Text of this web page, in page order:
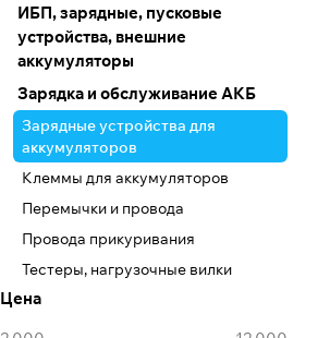
ИБП, зарядные, пусковые
устройства, внешние
аккумуляторы
Зарядка и обслуживание АКБ
Зарядные устройства для
аккумуляторов
Клеммы для аккумуляторов
Перемычки и провода
Провода прикуривания
Тестеры, нагрузочные вилки
Цена